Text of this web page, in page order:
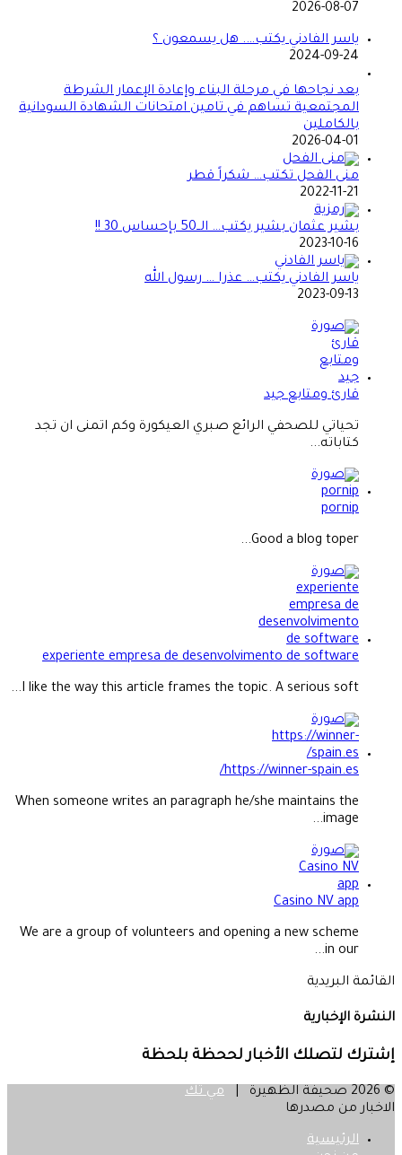
2026-08-07
ياسر الفادني يكتب…. هل يسمعون ؟
2024-09-24
بعد نجاحها في مرحلة البناء وإعادة الإعمار الشرطة
المجتمعية تساهم في تامين امتحانات الشهادة السودانية
بالكاملين
2026-04-01
منى الفحل تكتب… شكراً قطر
2022-11-21
بشير عثمان بشير يكتب… الــ50 بإحساس 30 !!
2023-10-16
ياسر الفادني يكتب… عذرا … رسول الله
2023-09-13
قارئ ومتابع جيد
تحياتي للصحفي الرائع صبري العيكورة وكم اتمنى ان تجد
كتاباته...
pornip
Good a blog toper...
experiente empresa de desenvolvimento de software
I like the way this article frames the topic. A serious soft...
https://winner-spain.es/
When someone writes an paragraph he/she maintains the
image...
Casino NV app
We are a group of volunteers and opening a new scheme
in our...
القائمة البريدية
النشرة الإخبارية
إشترك لتصلك الأخبار لححظة بلحظة
© 2026 صحيفة الظهيرة |
مي تك
الاخبار من مصدرها
الرئيسية